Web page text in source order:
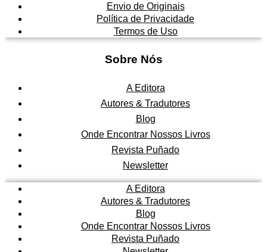
Envio de Originais
Política de Privacidade
Termos de Uso
Sobre Nós
A Editora
Autores & Tradutores
Blog
Onde Encontrar Nossos Livros
Revista Puñado
Newsletter
A Editora
Autores & Tradutores
Blog
Onde Encontrar Nossos Livros
Revista Puñado